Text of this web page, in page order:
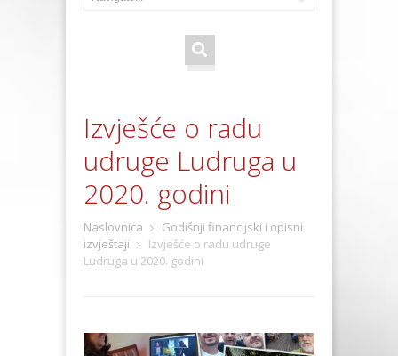
Izvješće o radu
udruge Ludruga u
2020. godini
Naslovnica
Godišnji financijski i opisni
izvještaji
Izvješće o radu udruge
Ludruga u 2020. godini